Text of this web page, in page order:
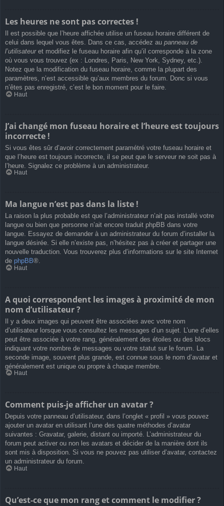
Les heures ne sont pas correctes !
Il est possible que l’heure affichée utilise un fuseau horaire différent de
celui dans lequel vous êtes. Dans ce cas, accédez au panneau de
l’utilisateuret modifiez le fuseau horaire afin qu’il corresponde à la zone
où vous vous trouvez (ex : Londres, Paris, New York, Sydney, etc.).
Notez que la modification du fuseau horaire, comme la plupart des
paramètres, n’est accessible qu’aux membres du forum. Donc si vous
n’êtes pas enregistré, c’est le bon moment pour le faire.
Haut
J’ai changé mon fuseau horaire et l’heure est toujours
incorrecte !
Si vous êtes sûr d’avoir correctement paramétré votre fuseau horaire et
que l’heure est toujours incorrecte, il se peut que le serveur ne soit pas à
l’heure. Signalez ce problème à un administrateur.
Haut
Ma langue n’est pas dans la liste !
La raison la plus probable est que l’administrateur n’ait pas installé votre
langue ou bien que personne n’ait encore traduit phpBB dans votre
langue. Essayez de demander à un administrateur du forum d’installer la
langue désirée. Si elle n’existe pas, n’hésitez pas à créer et partager une
nouvelle traduction. Vous trouverez plus d’informations sur le site Internet
de phpBB®.
Haut
A quoi correspondent les images à proximité de mon
nom d’utilisateur ?
Il y a deux images qui peuvent être associées avec votre nom
d’utilisateur lorsque vous consultez les messages d’un sujet. L’une d’elles
peut être associée à votre rang, généralement des étoiles ou des blocs
indiquant votre nombre de messages ou votre statut sur le forum. La
seconde image, souvent plus grande, est connue sous le nom d’avatar et
généralement est unique ou propre à chaque membre.
Haut
Comment puis-je afficher un avatar ?
Depuis votre panneau d’utilisateur, dans l’onglet « profil » vous pouvez
ajouter un avatar en utilisant l’une des quatre méthodes d’avatar
suivantes : Gravatar, galerie, distant ou importé. L’administrateur du
forum peut activer ou non les avatars et décider de la manière dont ils
sont mis à disposition. Si vous ne pouvez pas utiliser d’avatar, contactez
un administrateur du forum.
Haut
Qu’est-ce que mon rang et comment le modifier ?